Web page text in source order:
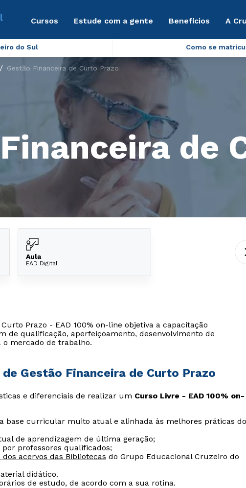
Cursos Estude com a gente Benefícios A
do Sul Como se
Gestão Financeira de Curto Prazo
de
Aula
EAD Digital
Prazo - EAD 100% on-line objetiva a capacitação
de qualificação, aperfeiçoamento, desenvolvimento de
o mercado de trabalho.
Gestão Financeira de Curto Prazo
e diferenciais de realizar um Curso Livre - EAD 100% on-
base curricular muito atual e alinhada às melhores práticas do
de aprendizagem de última geração;
professores qualificados;
dos acervos das Bibliotecas do Grupo Educacional Cruzeiro do
didático.
de estudo, de acordo com a sua rotina.